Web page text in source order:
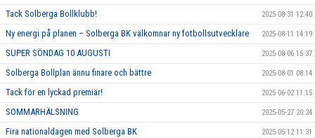
Tack Solberga Bollklubb! 2025-08-31 12:40
Ny energi på planen – Solberga BK välkomnar ny fotbollsutvecklare 2025-08-11 14:19
SUPER SÖNDAG 10 AUGUSTI 2025-08-06 15:37
Solberga Bollplan ännu finare och bättre 2025-08-01 08:14
Tack för en lyckad premiär! 2025-06-02 11:15
SOMMARHÄLSNING 2025-05-27 20:24
Fira nationaldagen med Solberga BK 2025-05-12 11:31